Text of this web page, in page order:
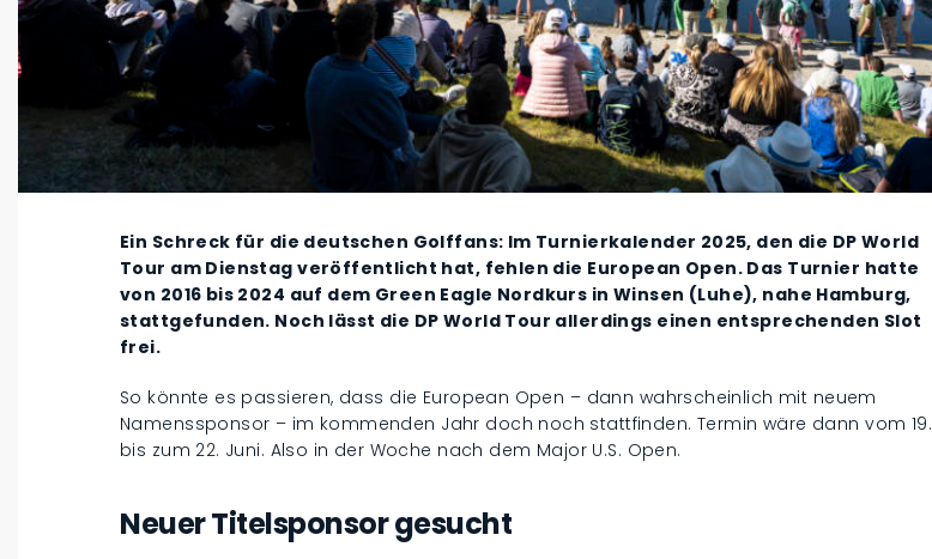
Ein Schreck für die deutschen Golffans: Im Turnierkalender 2025, den die DP World
Tour am Dienstag veröffentlicht hat, fehlen die European Open. Das Turnier hatte
von 2016 bis 2024 auf dem Green Eagle Nordkurs in Winsen (Luhe), nahe Hamburg,
stattgefunden. Noch lässt die DP World Tour allerdings einen entsprechenden Slot
frei.
So könnte es passieren, dass die European Open – dann wahrscheinlich mit neuem
Namenssponsor – im kommenden Jahr doch noch stattfinden. Termin wäre dann vom 19.
bis zum 22. Juni. Also in der Woche nach dem Major U.S. Open.
Neuer Titelsponsor gesucht